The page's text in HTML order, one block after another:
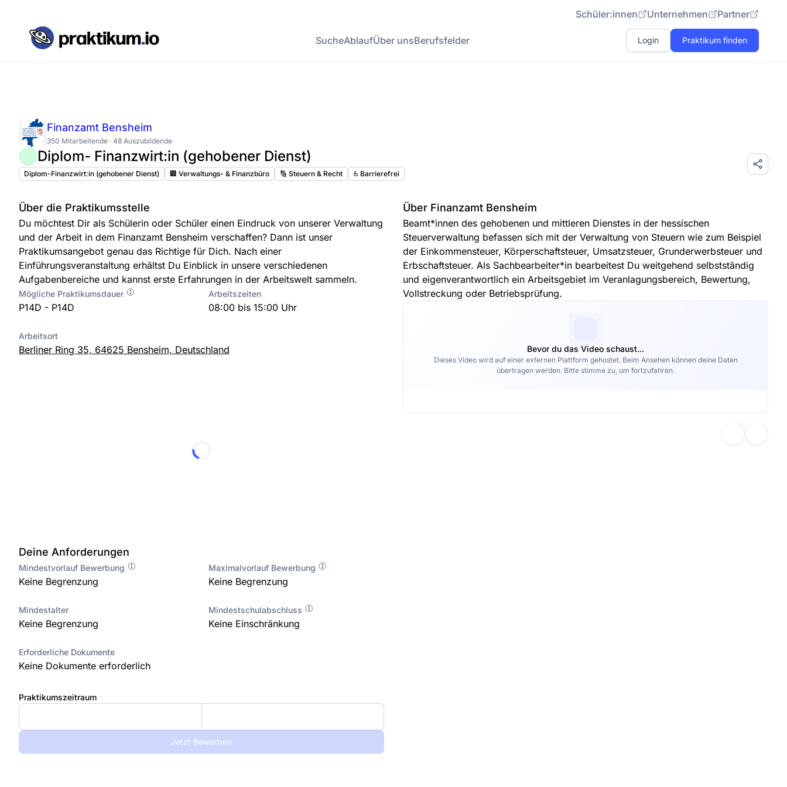
Schüler:innen Unternehmen Partner
SucheAblaufÜber unsBerufsfelder Login Praktikum finden
Finanzamt Bensheim
350 Mitarbeitende · 48 Auszubildende
Diplom- Finanzwirt:in (gehobener Dienst)
Diplom-Finanzwirt:in (gehobener Dienst) 🏢 Verwaltungs- & Finanzbüro 🔢 Steuern & Recht ♿️ Barrierefrei
Über die Praktikumsstelle
Du möchtest Dir als Schülerin oder Schüler einen Eindruck von unserer Verwaltung
und der Arbeit in dem Finanzamt Bensheim verschaffen? Dann ist unser
Praktikumsangebot genau das Richtige für Dich. Nach einer
Einführungsveranstaltung erhältst Du Einblick in unsere verschiedenen
Aufgabenbereiche und kannst erste Erfahrungen in der Arbeitswelt sammeln.
Mögliche Praktikumsdauer
P14D - P14D
Arbeitszeiten
08:00 bis 15:00 Uhr
Arbeitsort
Berliner Ring 35, 64625 Bensheim, Deutschland
Deine Anforderungen
Mindestvorlauf Bewerbung
Keine Begrenzung
Maximalvorlauf Bewerbung
Keine Begrenzung
Mindestalter
Keine Begrenzung
Mindestschulabschluss
Keine Einschränkung
Erforderliche Dokumente
Keine Dokumente erforderlich
Über Finanzamt Bensheim
Beamt*innen des gehobenen und mittleren Dienstes in der hessischen
Steuerverwaltung befassen sich mit der Verwaltung von Steuern wie zum Beispiel
der Einkommensteuer, Körperschaftsteuer, Umsatzsteuer, Grunderwerbsteuer und
Erbschaftsteuer. Als Sachbearbeiter*in bearbeitest Du weitgehend selbstständig
und eigenverantwortlich ein Arbeitsgebiet im Veranlagungsbereich, Bewertung,
Vollstreckung oder Betriebsprüfung.
Bevor du das Video schaust...
Dieses Video wird auf einer externen Plattform gehostet. Beim Ansehen können deine Daten
übertragen werden. Bitte stimme zu, um fortzufahren.
Praktikumszeitraum
Jetzt Bewerben